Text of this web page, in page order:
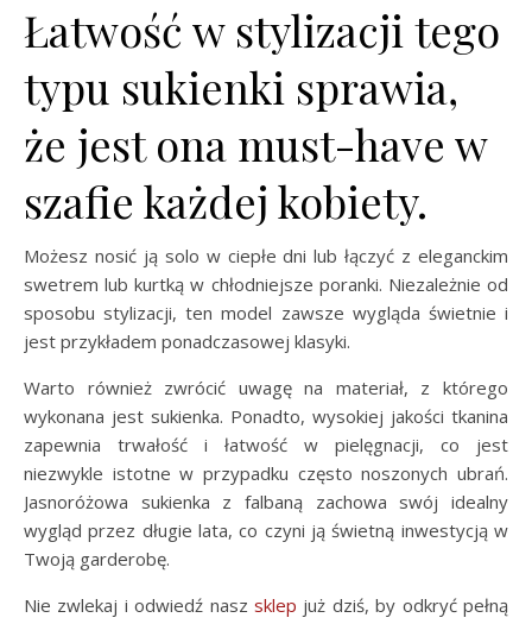
Łatwość w stylizacji tego
typu sukienki sprawia,
że jest ona must-have w
szafie każdej kobiety.
Możesz nosić ją solo w ciepłe dni lub łączyć z eleganckim
swetrem lub kurtką w chłodniejsze poranki. Niezależnie od
sposobu stylizacji, ten model zawsze wygląda świetnie i
jest przykładem ponadczasowej klasyki.
Warto również zwrócić uwagę na materiał, z którego
wykonana jest sukienka. Ponadto, wysokiej jakości tkanina
zapewnia trwałość i łatwość w pielęgnacji, co jest
niezwykle istotne w przypadku często noszonych ubrań.
Jasnoróżowa sukienka z falbaną zachowa swój idealny
wygląd przez długie lata, co czyni ją świetną inwestycją w
Twoją garderobę.
Nie zwlekaj i odwiedź nasz sklep już dziś, by odkryć pełną